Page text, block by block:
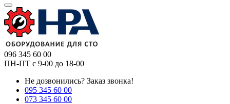
096 345 60 00
ПН-ПТ с 9-00 до 18-00
Не дозвонились? Заказ звонка!
095 345 60 00
073 345 60 00